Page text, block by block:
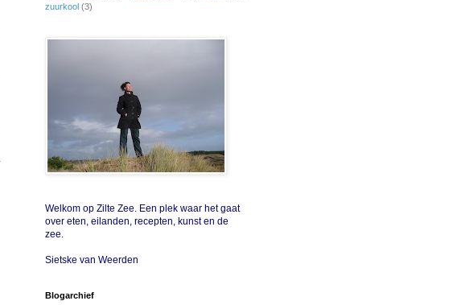
zuurkool (3)
Welkom op Zilte Zee. Een plek waar het gaat
over eten, eilanden, recepten, kunst en de
zee.
Sietske van Weerden
Blogarchief